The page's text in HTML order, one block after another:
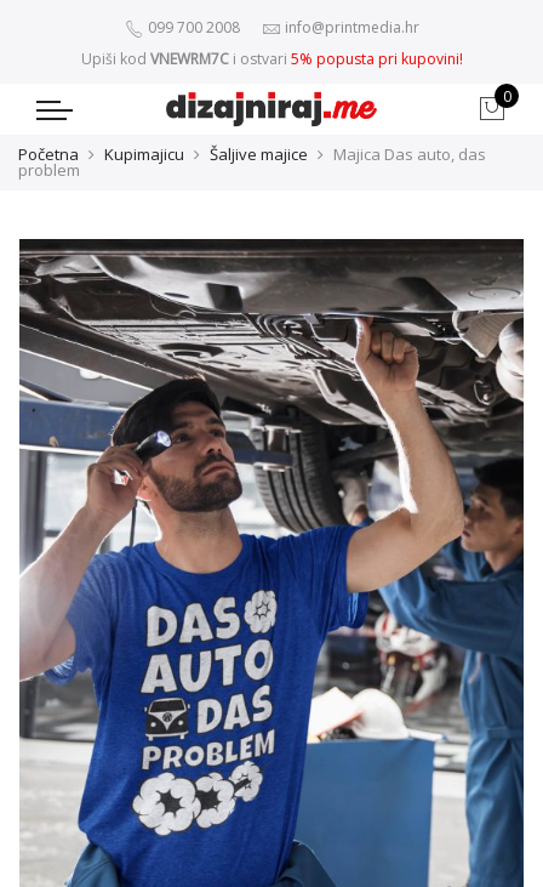
099 700 2008
info@printmedia.hr
Upiši kod VNEWRM7C i ostvari 5% popusta pri kupovini!
0
Početna Kupimajicu Šaljive majice Majica Das auto, das
problem